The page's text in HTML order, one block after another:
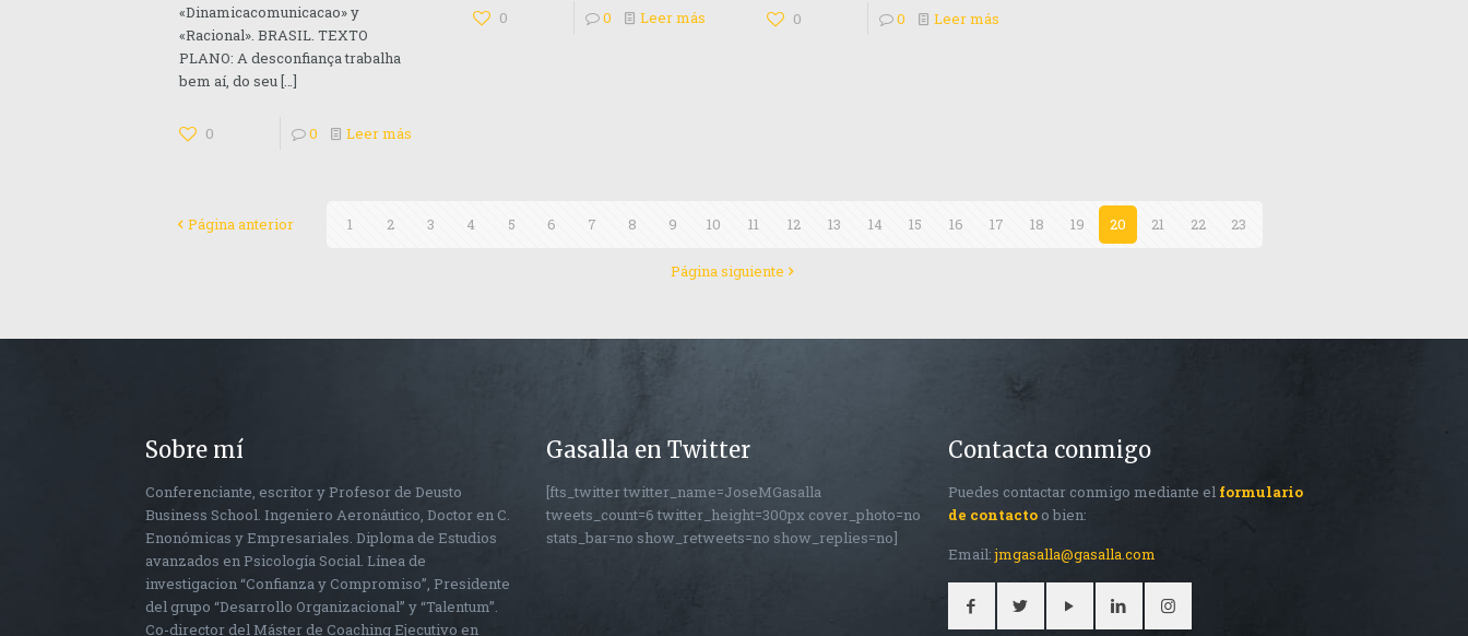
0 0 Leer más
0 0 Leer más
«Dinamicacomunicacao» y
«Racional». BRASIL. TEXTO
PLANO: A desconfiança trabalha
bem aí, do seu[…]
0 0 Leer más
Página anterior 1 2 3 4 5 6 7 8 9 10 11 12 13 14 15 16 17 18 19 20 21 22 23
Página siguiente
Sobre mí
Conferenciante, escritor y Profesor de Deusto
Business School. Ingeniero Aeronáutico, Doctor en C.
Enonómicas y Empresariales. Diploma de Estudios
avanzados en Psicología Social. Línea de
investigacion “Confianza y Compromiso”, Presidente
del grupo “Desarrollo Organizacional” y “Talentum”.
Co-director del Máster de Coaching Ejecutivo en
Gasalla en Twitter
[fts_twitter twitter_name=JoseMGasalla
tweets_count=6 twitter_height=300px cover_photo=no
stats_bar=no show_retweets=no show_replies=no]
Contacta conmigo
Puedes contactar conmigo mediante el formulario
de contactoo bien:
Email:jmgasalla@gasalla.com